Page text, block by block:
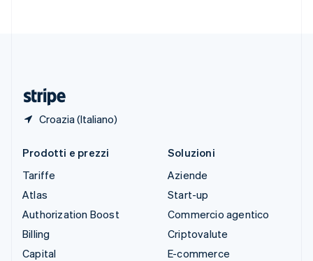
Croazia (Italiano)
Prodotti e prezzi
Tariffe
Atlas
Authorization Boost
Billing
Capital
Soluzioni
Aziende
Start-up
Commercio agentico
Criptovalute
E-commerce